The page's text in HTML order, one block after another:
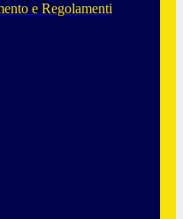
e Regolamenti